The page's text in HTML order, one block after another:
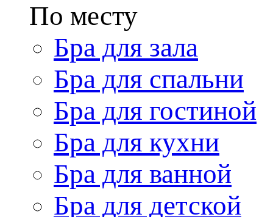
По месту
Бра для зала
Бра для спальни
Бра для гостиной
Бра для кухни
Бра для ванной
Бра для детской